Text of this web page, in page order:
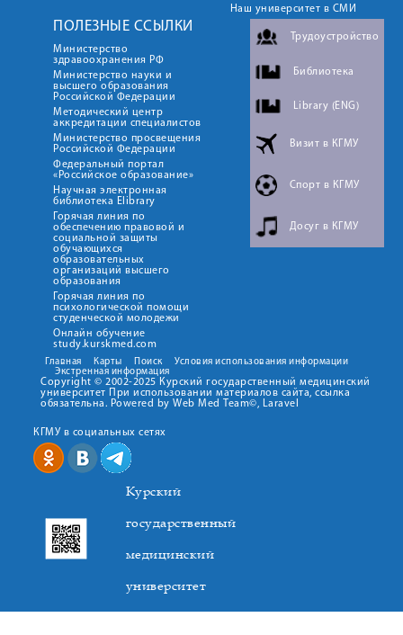
Наш университет в СМИ
ПОЛЕЗНЫЕ ССЫЛКИ
Министерство
здравоохранения РФ
Министерство науки и
высшего образования
Российской Федерации
Методический центр
аккредитации специалистов
Министерство просвещения
Российской Федерации
Федеральный портал
«Российское образование»
Научная электронная
библиотека Elibrary
Горячая линия по
обеспечению правовой и
социальной защиты
обучающихся
образовательных
организаций высшего
образования
Горячая линия по
психологической помощи
студенческой молодежи
Онлайн обучение
study.kurskmed.com
Трудоустройство
Библиотека
Library (ENG)
Визит в КГМУ
Спорт в КГМУ
Досуг в КГМУ
Главная Карты Поиск
Условия использования информации
Экстренная информация
Copyright © 2002-2025 Курский государственный медицинский
университет При использовании материалов сайта, ссылка
обязательна. Powered by Web Med Team©, Laravel
КГМУ в социальных сетях
Курский
государственный
медицинский
университет